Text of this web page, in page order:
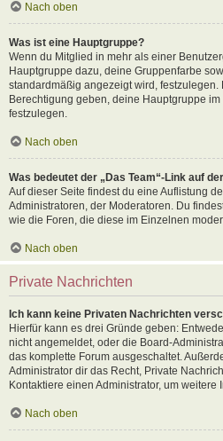
Nach oben
Was ist eine Hauptgruppe?
Wenn du Mitglied in mehr als einer
Hauptgruppe dazu, deine Gruppenfarbe
standardmäßig angezeigt wird, festzulegen.
Berechtigung geben, deine Hauptgruppe
festzulegen.
Nach oben
Was bedeutet der „Das Team“-Link auf
Auf dieser Seite findest du eine Auflistung
Administratoren, der Moderatoren. Du
wie die Foren, die diese im Einzelnen
Nach oben
Private Nachrichten
Ich kann keine Privaten Nachrichten
Hierfür kann es drei Gründe geben:
nicht angemeldet, oder die Board-
das komplette Forum ausgeschaltet.
Administrator dir das Recht, Private
Kontaktiere einen Administrator, um weitere
Nach oben